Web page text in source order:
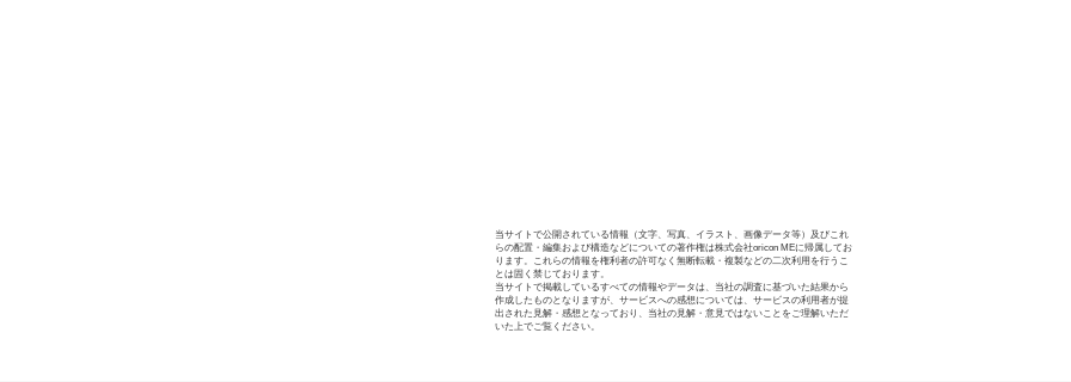
当サイトで公開されている情報（文字、写真、イラスト、画像データ等）及びこれ
らの配置・編集および構造などについての著作権は株式会社oricon MEに帰属してお
ります。これらの情報を権利者の許可なく無断転載・複製などの二次利用を行うこ
とは固く禁じております。
当サイトで掲載しているすべての情報やデータは、当社の調査に基づいた結果から
作成したものとなりますが、サービスへの感想については、サービスの利用者が提
出された見解・感想となっており、当社の見解・意見ではないことをご理解いただ
いた上でご覧ください。